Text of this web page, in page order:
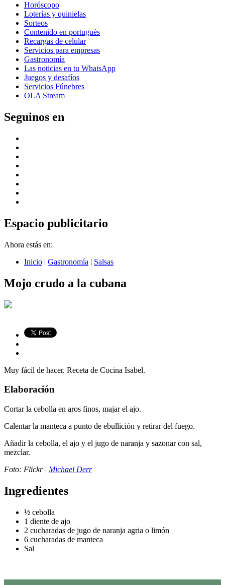
Horóscopo
Loterías y quinielas
Sorteos
Contenido en portugués
Recargas de celular
Servicios para empresas
Gastronomía
Las noticias en tu WhatsApp
Juegos y desafíos
Servicios Fúnebres
OLA Stream
Seguinos en
Espacio publicitario
Ahora estás en:
Inicio | Gastronomía | Salsas
Mojo crudo a la cubana
Muy fácil de hacer. Receta de Cocina Isabel.
Elaboración
Cortar la cebolla en aros finos, majar el ajo.
Calentar la manteca a punto de ebullición y retirar del fuego.
Añadir la cebolla, el ajo y el jugo de naranja y sazonar con sal,
mezclar.
Foto: Flickr | Michael Derr
Ingredientes
½ cebolla
1 diente de ajo
2 cucharadas de jugo de naranja agria o limón
6 cucharadas de manteca
Sal